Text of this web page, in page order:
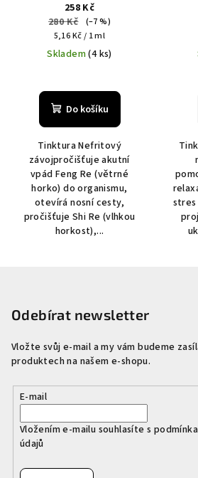
258 Kč
280 Kč
(–7 %)
Měrná
cena:
5,16 Kč / 1 ml
Skladem(4 ks)
Do košíku
Tinktura Nefritový
závojpročišťuje akutní
vpád Feng Re (větrné
horko) do organismu,
otevírá nosní cesty,
pročišťuje Shi Re (vlhkou
horkost),...
Odebírat newsletter
Vložte svůj e-mail a my vám budeme
produktech na našem e-shopu.
E-mail
Vložením e-mailu souhlasíte s
údajů